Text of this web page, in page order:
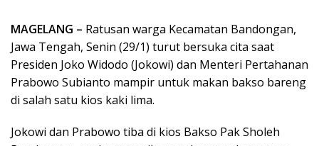
MAGELANG – Ratusan warga Kecamatan Bandongan,
Jawa Tengah, Senin (29/1) turut bersuka cita saat
Presiden Joko Widodo (Jokowi) dan Menteri Pertahanan
Prabowo Subianto mampir untuk makan bakso bareng
di salah satu kios kaki lima.
Jokowi dan Prabowo tiba di kios Bakso Pak Sholeh